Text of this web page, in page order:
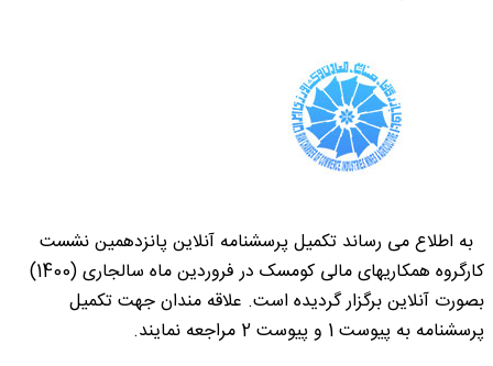
به اطلاع می رساند تکمیل پرسشنامه آنلاین پانزدهمین نشست
کارگروه همکاریهای مالی کومسک در فروردین ماه سالجاری (1400)
بصورت آنلاین برگزار گردیده است. علاقه مندان جهت تکمیل
پرسشنامه به پیوست 1 و پیوست 2 مراجعه نمایند.